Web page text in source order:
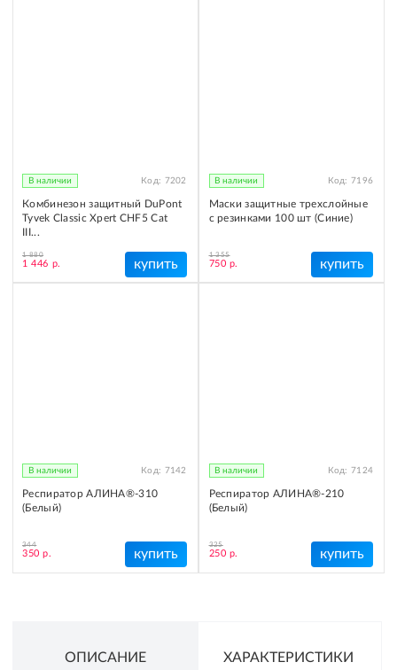
В наличии Код: 7202
Комбинезон защитный DuPont
Tyvek Classic Xpert CHF5 Cat
III...
1 880
1 446 р. купить
В наличии Код: 7196
Маски защитные трехслойные
с резинками 100 шт (Синие)
1 355
750 р. купить
В наличии Код: 7142
Респиратор АЛИНА®-310
(Белый)
344
350 р. купить
В наличии Код: 7124
Респиратор АЛИНА®-210
(Белый)
325
250 р. купить
ОПИСАНИЕ ХАРАКТЕРИСТИКИ